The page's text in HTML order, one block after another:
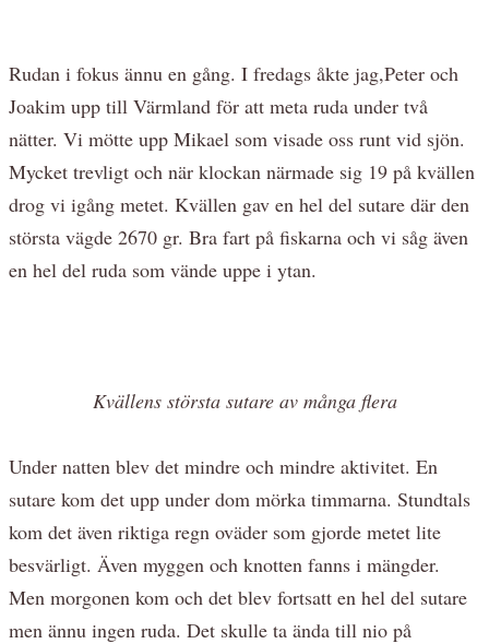
Rudan i fokus ännu en gång. I fredags åkte jag,Peter och
Joakim upp till Värmland för att meta ruda under två
nätter. Vi mötte upp Mikael som visade oss runt vid sjön.
Mycket trevligt och när klockan närmade sig 19 på kvällen
drog vi igång metet. Kvällen gav en hel del sutare där den
största vägde 2670 gr. Bra fart på fiskarna och vi såg även
en hel del ruda som vände uppe i ytan.
Kvällens största sutare av många flera
Under natten blev det mindre och mindre aktivitet. En
sutare kom det upp under dom mörka timmarna. Stundtals
kom det även riktiga regn oväder som gjorde metet lite
besvärligt. Även myggen och knotten fanns i mängder.
Men morgonen kom och det blev fortsatt en hel del sutare
men ännu ingen ruda. Det skulle ta ända till nio på